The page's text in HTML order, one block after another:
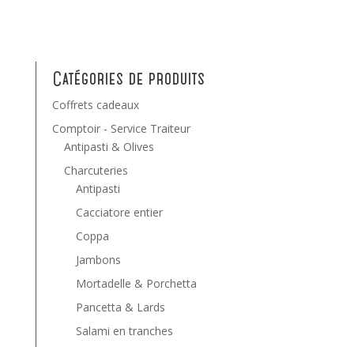
Catégories de produits
Coffrets cadeaux
Comptoir - Service Traiteur
Antipasti & Olives
Charcuteries
Antipasti
Cacciatore entier
Coppa
Jambons
Mortadelle & Porchetta
Pancetta & Lards
Salami en tranches